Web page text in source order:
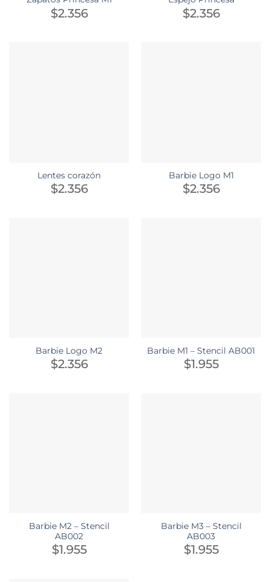
$2.356 $2.356
Lentes corazón
$2.356
Barbie Logo M1
$2.356
Barbie Logo M2
$2.356
Barbie M1 – Stencil AB001
$1.955
Barbie M2 – Stencil
AB002
$1.955
Barbie M3 – Stencil
AB003
$1.955